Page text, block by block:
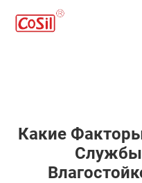
Какие
Службы